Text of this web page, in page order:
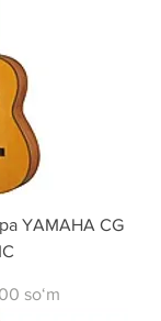
YAMAHA CG
soʻm